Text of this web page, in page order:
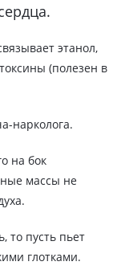
этанол,
(полезен в
нарколога.
на бок
массы не
то пусть пьет
глотками.